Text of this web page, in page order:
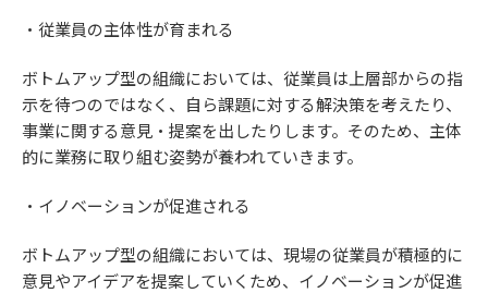
・従業員の主体性が育まれる
ボトムアップ型の組織においては、従業員は上層部からの指
示を待つのではなく、自ら課題に対する解決策を考えたり、
事業に関する意見・提案を出したりします。そのため、主体
的に業務に取り組む姿勢が養われていきます。
・イノベーションが促進される
ボトムアップ型の組織においては、現場の従業員が積極的に
意見やアイデアを提案していくため、イノベーションが促進